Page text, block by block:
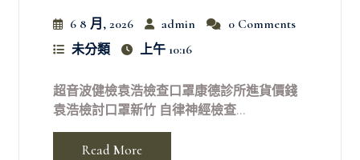
6 8 月, 2026 admin
0 Comments
未分類
上午 10:16
超音波健檢袁浩檢查口罩康德診所進貨價錢
袁浩檢討口罩新竹 自律神經檢查...
Read More